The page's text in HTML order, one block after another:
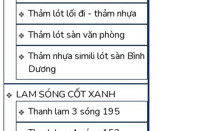
Thảm lót lối đi - thảm nhựa
Thảm lót sàn văn phòng
Thảm nhựa simili lót sàn Bình
Dương
LAM SÓNG CỐT XANH
Thanh lam 3 sóng 195